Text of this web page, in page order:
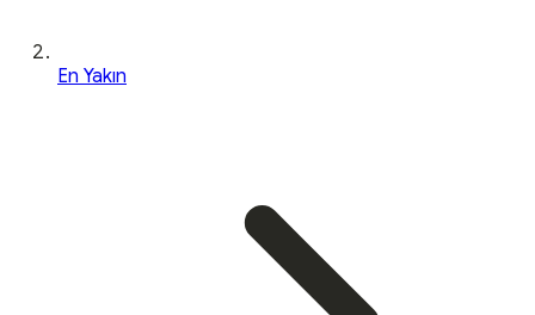
En Yakın